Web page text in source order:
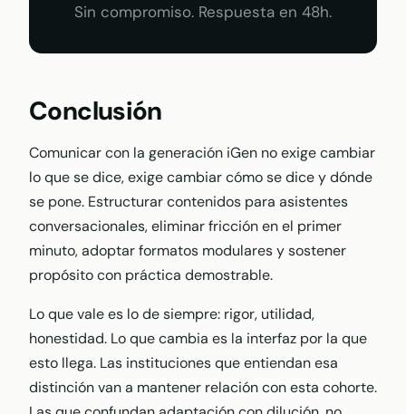
Sin compromiso. Respuesta en 48h.
Conclusión
Comunicar con la generación iGen no exige cambiar
lo que se dice, exige cambiar cómo se dice y dónde
se pone. Estructurar contenidos para asistentes
conversacionales, eliminar fricción en el primer
minuto, adoptar formatos modulares y sostener
propósito con práctica demostrable.
Lo que vale es lo de siempre: rigor, utilidad,
honestidad. Lo que cambia es la interfaz por la que
esto llega. Las instituciones que entiendan esa
distinción van a mantener relación con esta cohorte.